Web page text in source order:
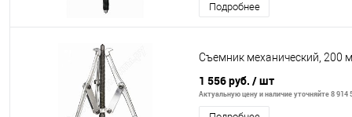
Подробнее
Съемник механический, 200
1 556 руб. / шт
Актуальную цену и наличие уточняйте 8 914